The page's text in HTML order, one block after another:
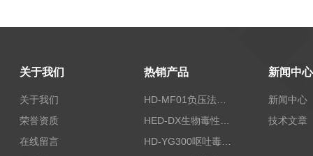
关于我们
关于我们
荣誉资质
在线留言
热销产品
HD-MF01负压法密封性测试仪
新闻中心
新闻中心
技术文章